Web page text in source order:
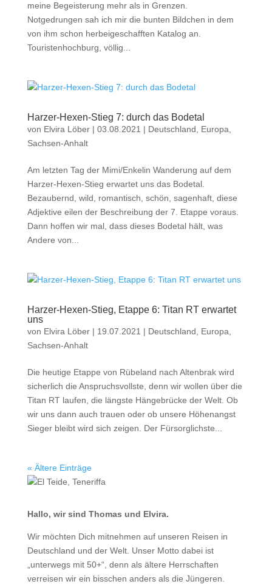
meine Begeisterung mehr als in Grenzen.
Notgedrungen sah ich mir die bunten Bildchen in dem
von ihm schon herbeigeschafften Katalog an.
Touristenhochburg, völlig...
Harzer-Hexen-Stieg 7: durch das Bodetal
von Elvira Löber| 03.08.2021 | Deutschland Europa
Sachsen-Anhalt
Am letzten Tag der Mimi/Enkelin Wanderung auf dem
Harzer-Hexen-Stieg erwartet uns das Bodetal.
Bezaubernd, wild, romantisch, schön, sagenhaft, diese
Adjektive eilen der Beschreibung der 7. Etappe voraus.
Dann hoffen wir mal, dass dieses Bodetal hält, was
Andere von...
Harzer-Hexen-Stieg, Etappe 6: Titan RT erwartet
uns
von Elvira Löber| 19.07.2021 | Deutschland Europa
Sachsen-Anhalt
Die heutige Etappe von Rübeland nach Altenbrak wird
sicherlich die Anspruchsvollste, denn wir wollen über die
Titan RT laufen, die längste Hängebrücke der Welt. Ob
wir uns dann auch trauen oder ob unsere Höhenangst
Sieger bleibt wird sich zeigen. Der Fürsorglichste...
« Ältere Einträge
Hallo, wir sind Thomas und Elvira.
Wir möchten Dich mitnehmen auf unseren Reisen in
Deutschland und der Welt. Unser Motto dabei ist
„unterwegs mit 50+“, denn als ältere Herrschaften
verreisen wir ein bisschen anders als die Jüngeren.